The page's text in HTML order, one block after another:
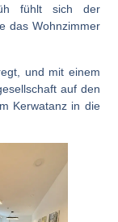
fühlt sich der
das Wohnzimmer
und mit einem
auf den
Kerwatanz in die